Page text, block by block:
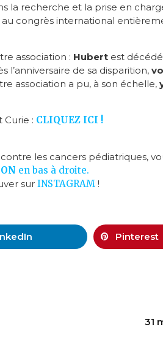
la recherche et la prise en
congrès international
association : Hubert est décédé
l’anniversaire de sa disparition,
association a pu, à son échelle,
Curie : CLIQUEZ ICI !
les cancers pédiatriques,
ON en bas à droite.
sur INSTAGRAM !
Pinterest
31